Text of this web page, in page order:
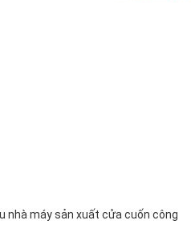
nhà máy sản xuất cửa cuốn công